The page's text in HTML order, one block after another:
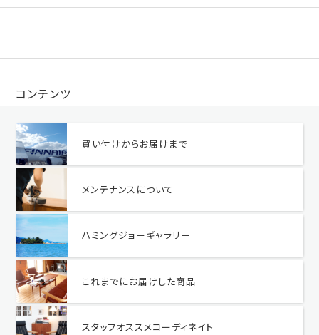
コンテンツ
買い付けからお届けまで
メンテナンスについて
ハミングジョーギャラリー
これまでにお届けした商品
スタッフオススメコーディネイト